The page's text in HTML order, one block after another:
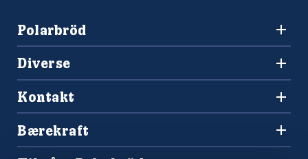
Polarbröd
+47 477 00 266
salg@finkrogh.no
Diverse
Oppskrifter
Våre brød
Kontakt
Spørsmål og svar
Bærekraft